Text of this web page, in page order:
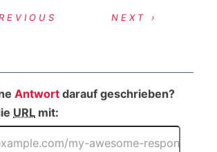
NEXT ›
Antwort darauf geschrieben?
URL mit: